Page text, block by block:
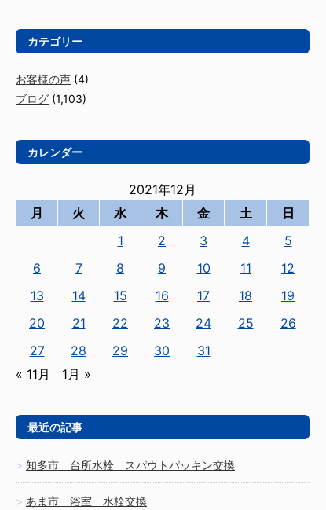
カテゴリー
お客様の声 (4)
ブログ (1,103)
カレンダー
2021年12月
月
火 水 木 金 土
日
1
2 3 4
5
6
7 8 9 10 11
12
13
14 15 16 17 18
19
20
21 22 23 24 25
26
27
28 29 30
31
« 11月
1月 »
最近の記事
知多市 台所水栓 スパウトパッキン交換
あま市 浴室 水栓交換